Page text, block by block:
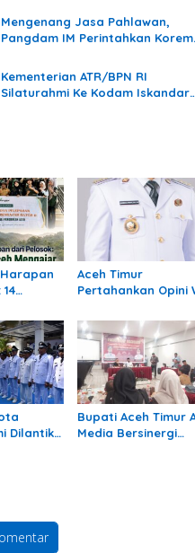
Mengenang Jasa Pahlawan,
Pangdam IM Perintahkan Korem
Merenovasi Makam
Kementerian ATR/BPN RI
Silaturahmi Ke Kodam Iskandar
di
Aceh Timur
Pertahankan Opini
Dilantik,
Bupati Aceh Timur
Media Bersinergi